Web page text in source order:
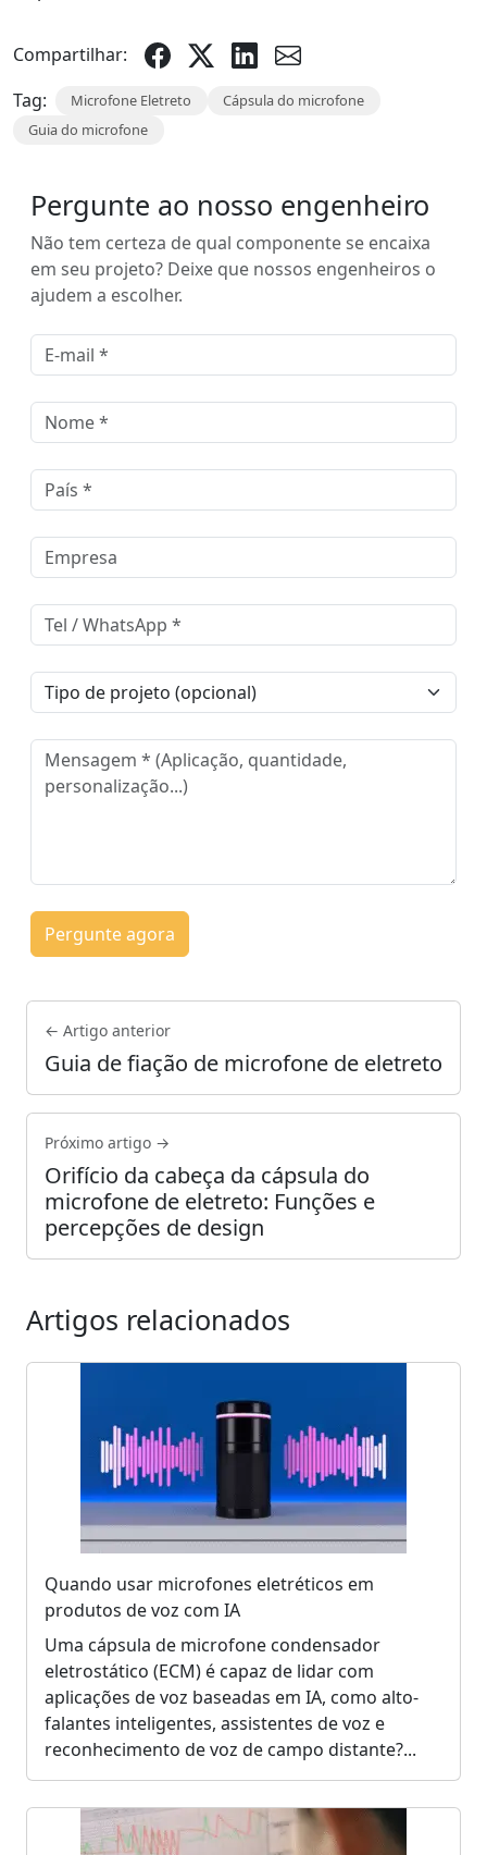
Compartilhar:
Tag:
Microfone Eletreto
Cápsula do microfone
Guia do microfone
Pergunte ao nosso engenheiro
Não tem certeza de qual componente se encaixa
em seu projeto? Deixe que nossos engenheiros o
ajudem a escolher.
Pergunte agora
← Artigo anterior
Guia de fiação de microfone de eletreto
Próximo artigo →
Orifício da cabeça da cápsula do
microfone de eletreto: Funções e
percepções de design
Artigos relacionados
Quando usar microfones eletréticos em
produtos de voz com IA
Uma cápsula de microfone condensador
eletrostático (ECM) é capaz de lidar com
aplicações de voz baseadas em IA, como alto-
falantes inteligentes, assistentes de voz e
reconhecimento de voz de campo distante?...